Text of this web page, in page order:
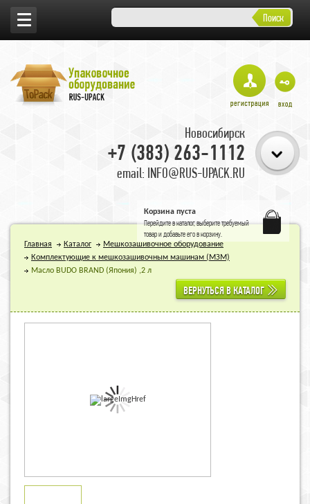
Поиск
Новосибирск
+7 (383) 263-1112
email: INFO@RUS-UPACK.RU
Корзина пуста
Перейдите вкаталог, выберите требуемый
товар и добавьте его в корзину.
Главная Каталог
Мешкозашивочное оборудование
Комплектующие к мешкозашивочным машинaм (МЗМ)
Масло BUDO BRAND (Япония) ,2 л
ВЕРНУТЬСЯ В КАТАЛОГ